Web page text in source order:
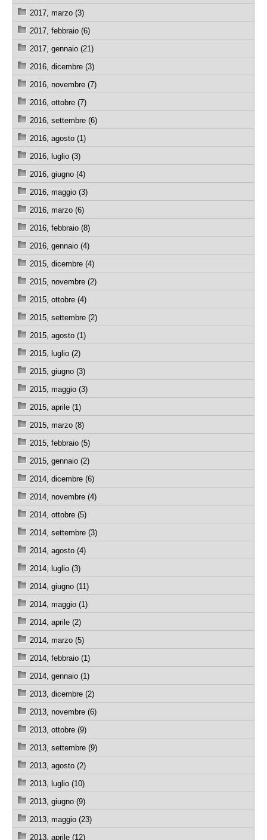
2017, marzo (3)
2017, febbraio (6)
2017, gennaio (21)
2016, dicembre (3)
2016, novembre (7)
2016, ottobre (7)
2016, settembre (6)
2016, agosto (1)
2016, luglio (3)
2016, giugno (4)
2016, maggio (3)
2016, marzo (6)
2016, febbraio (8)
2016, gennaio (4)
2015, dicembre (4)
2015, novembre (2)
2015, ottobre (4)
2015, settembre (2)
2015, agosto (1)
2015, luglio (2)
2015, giugno (3)
2015, maggio (3)
2015, aprile (1)
2015, marzo (8)
2015, febbraio (5)
2015, gennaio (2)
2014, dicembre (6)
2014, novembre (4)
2014, ottobre (5)
2014, settembre (3)
2014, agosto (4)
2014, luglio (3)
2014, giugno (11)
2014, maggio (1)
2014, aprile (2)
2014, marzo (5)
2014, febbraio (1)
2014, gennaio (1)
2013, dicembre (2)
2013, novembre (6)
2013, ottobre (9)
2013, settembre (9)
2013, agosto (2)
2013, luglio (10)
2013, giugno (9)
2013, maggio (23)
2013, aprile (12)